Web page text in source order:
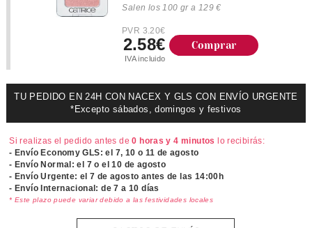
Salen los 100 gr a 129 €
PVR 3.20€
2.58€
IVA incluido
Comprar
TU PEDIDO EN 24H CON NACEX Y GLS CON ENVÍO URGENTE
*Excepto sábados, domingos y festivos
Si realizas el pedido antes de0 horas y 4 minutos
lo recibirás:
- Envío Economy GLS: el 7, 10 o 11 de agosto
- Envío Normal: el 7 o el 10 de agosto
- Envío Urgente: el7 de agosto antes de las 14:00h
- Envío Internacional: de 7 a 10 días
* Este plazo puede variar debido a las festividades locales